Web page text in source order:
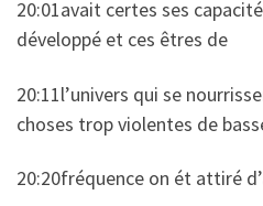
20:01avait certes ses
développé et ces êtres de
20:11l’univers qui se
choses trop violentes de
20:20fréquence on ét attiré